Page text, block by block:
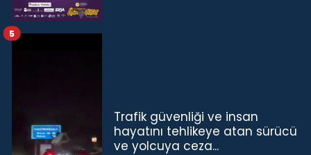
Trafik güvenliği ve insan
hayatını tehlikeye atan sürücü
ve yolcuya ceza...
5